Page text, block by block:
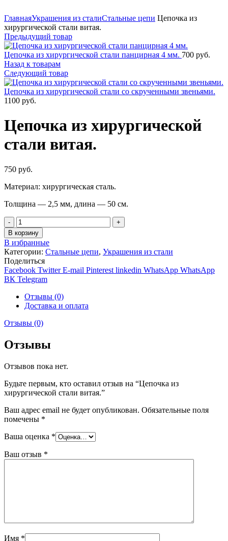
ГлавнаяУкрашения из сталиСтальные цепи Цепочка из
хирургической стали витая.
Предыдущий товар
Цепочка из хирургической стали панцирная 4 мм. 700 руб.
Назад к товарам
Следующий товар
Цепочка из хирургической стали со скрученными звеньями.
1100 руб.
Цепочка из хирургической
стали витая.
750 руб.
Материал: хирургическая сталь.
Толщина — 2,5 мм, длина — 50 см.
Количество
В корзину
В избранные
Категории: Стальные цепи, Украшения из стали
Поделиться
Facebook Twitter E-mail Pinterest linkedin WhatsApp WhatsApp
ВК Telegram
Отзывы (0)
Доставка и оплата
Отзывы (0)
Отзывы
Отзывов пока нет.
Будьте первым, кто оставил отзыв на “Цепочка из
хирургической стали витая.”
Ваш адрес email не будет опубликован. Обязательные поля
помечены *
Ваша оценка *
Ваш отзыв *
Имя *